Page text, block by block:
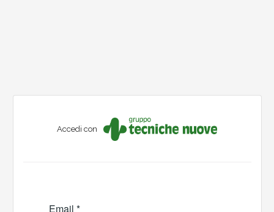
Accedi con